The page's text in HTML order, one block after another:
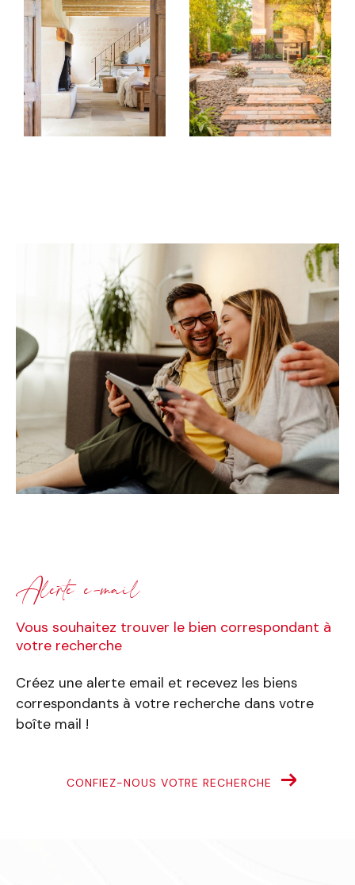
alerte e-mail
Vous souhaitez trouver le bien correspondant à
votre recherche
Créez une alerte email et recevez les biens
correspondants à votre recherche dans votre
boîte mail !
CONFIEZ-NOUS VOTRE RECHERCHE